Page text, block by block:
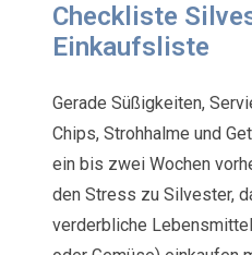
Checkliste
Einkaufsliste
Gerade Süßigkeiten,
Chips, Strohhalme und
ein bis zwei Wochen
den Stress zu Silvester,
verderbliche